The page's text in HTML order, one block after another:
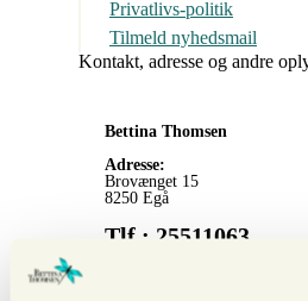
Privatlivs-politik
Tilmeld nyhedsmail
Kontakt, adresse og andre
Bettina Thomsen
Adresse:
Brovænget 15
8250 Egå
Tlf.: 25511063